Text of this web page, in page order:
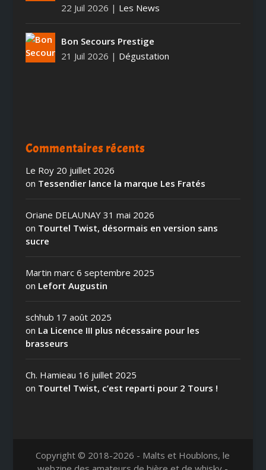
22 Juil 2026 | Les News
Bon Secours Prestige
21 Juil 2026 | Dégustation
Commentaires récents
Le Roy 20 juillet 2026
on Tessendier lance la marque Les Fratés
Oriane DELAUNAY 31 mai 2026
on Tourtel Twist, désormais en version sans
sucre
Martin marc 6 septembre 2025
on Lefort Augustin
schhub 17 août 2025
on La Licence III plus nécessaire pour les
brasseurs
Ch. Hamieau 16 juillet 2025
on Tourtel Twist, c’est reparti pour 2 Tours !
Copyright © 2018-2026 - Malts et Houblons, le